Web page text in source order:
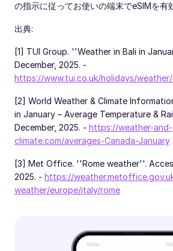
の指示に従ってお使いの端末でeSIMを有
出典:
[1] TUI Group. ''Weather in Bali in
December, 2025. -
https://www.tui.co.uk/holidays/
[2] World Weather & Climate
in January – Average Temperature &
December, 2025. - https://weather-and-
climate.com/averages-Canada-January
[3] Met Office. ''Rome weather''.
2025. - https://
weather/europe/italy/rome